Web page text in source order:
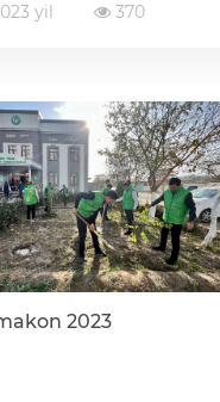
yil 370
2023